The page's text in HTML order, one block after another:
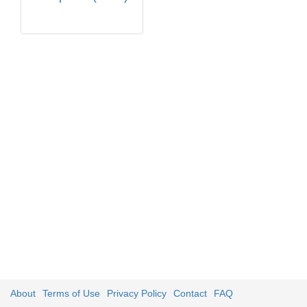
About Terms of Use Privacy Policy Contact FAQ